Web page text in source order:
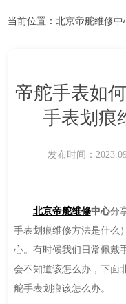
当前位置：北京帝舵维修中
帝舵手表如
手表划痕
发布时间：
北京帝舵维修中心分
手表划痕维修方法是什么
心。有时候我们日常佩戴
会不知道该怎么办，下面
舵手表划痕该怎么办。